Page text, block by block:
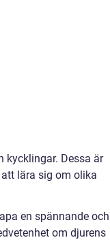
kycklingar. Dessa är
lära sig om olika
en spännande och
om djurens